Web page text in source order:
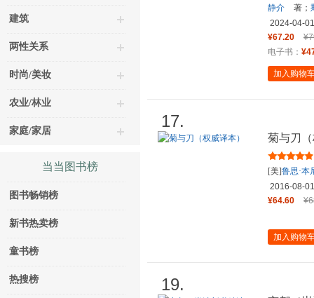
建筑
两性关系
时尚/美妆
农业/林业
家庭/家居
当当图书榜
图书畅销榜
新书热卖榜
童书榜
热搜榜
静介 著；
2024-04-01
¥67.20
电子书：
加入购物
17.
菊与刀
[美]鲁思·本
2016-08-01
¥64.60
加入购物
19.